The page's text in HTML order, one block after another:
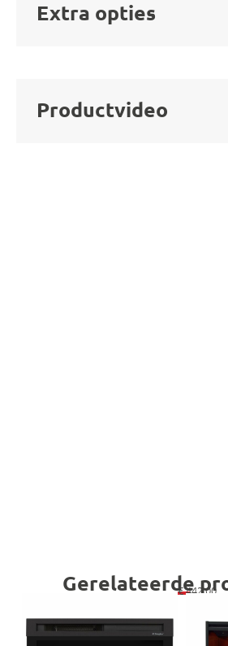
Extra opties
Productvideo
Gerelateerde
€442,00